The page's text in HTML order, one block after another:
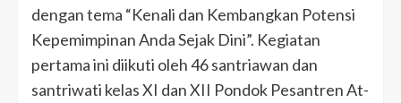
dengan tema “Kenali dan Kembangkan Potensi
Kepemimpinan Anda Sejak Dini”. Kegiatan
pertama ini diikuti oleh 46 santriawan dan
santriwati kelas XI dan XII Pondok Pesantren At-